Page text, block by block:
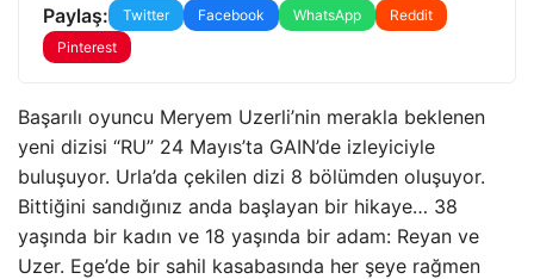
Paylaş: Twitter Facebook WhatsApp
Reddit
Pinterest
Başarılı oyuncu Meryem Uzerli’nin merakla beklenen
yeni dizisi “RU” 24 Mayıs’ta GAIN’de izleyiciyle
buluşuyor. Urla’da çekilen dizi 8 bölümden oluşuyor.
Bittiğini sandığınız anda başlayan bir hikaye… 38
yaşında bir kadın ve 18 yaşında bir adam: Reyan ve
Uzer. Ege’de bir sahil kasabasında her şeye rağmen